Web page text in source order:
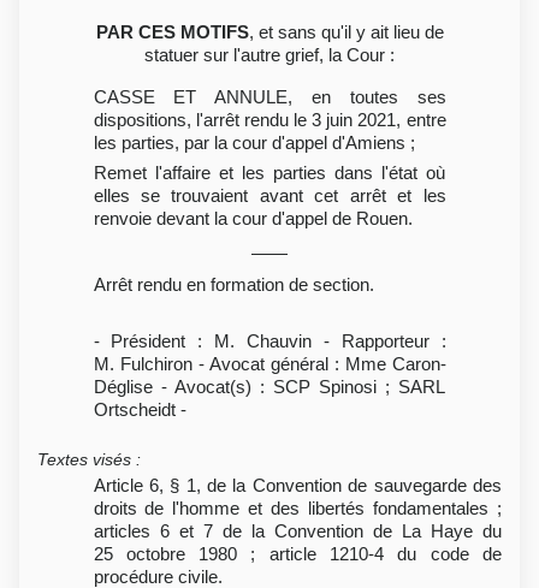
PAR CES MOTIFS, et sans qu'il y ait lieu de
statuer sur l'autre grief, la Cour :
CASSE ET ANNULE, en toutes ses
dispositions, l'arrêt rendu le 3 juin 2021, entre
les parties, par la cour d'appel d'Amiens ;
Remet l'affaire et les parties dans l'état où
elles se trouvaient avant cet arrêt et les
renvoie devant la cour d'appel de Rouen.
Arrêt rendu en formation de section.
- Président : M. Chauvin - Rapporteur :
M. Fulchiron - Avocat général : Mme Caron-
Déglise - Avocat(s) : SCP Spinosi ; SARL
Ortscheidt -
Textes visés :
Article 6, § 1, de la Convention de sauvegarde des
droits de l'homme et des libertés fondamentales ;
articles 6 et 7 de la Convention de La Haye du
25 octobre 1980 ; article 1210-4 du code de
procédure civile.